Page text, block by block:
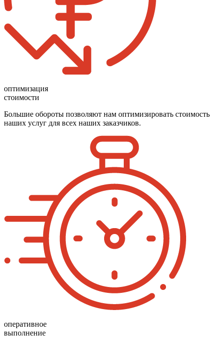
оптимизация
стоимости
Большие обороты позволяют нам оптимизировать стоимость
наших услуг для всех наших заказчиков.
оперативное
выполнение